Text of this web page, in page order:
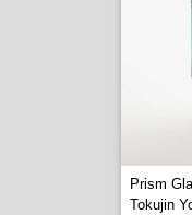
Prism
Tokujin